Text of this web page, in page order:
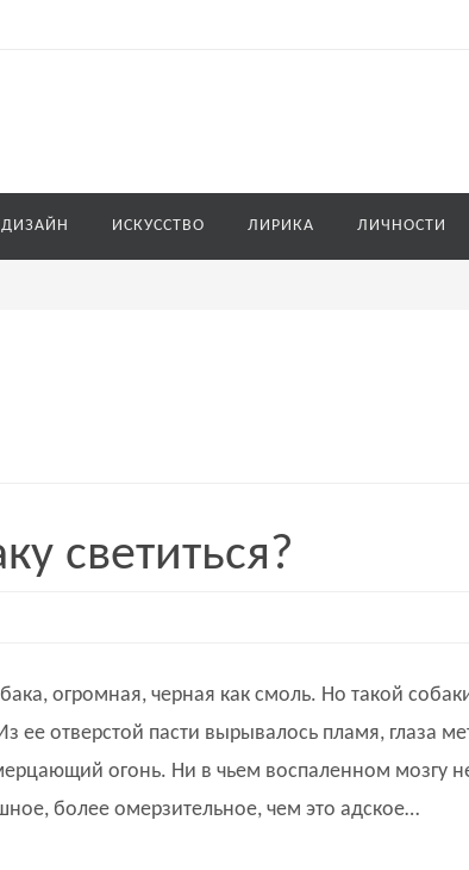
ДИЗАЙН ИСКУССТВО ЛИРИКА ЛИЧНОСТИ
светиться?
огромная, черная как смоль. Но такой
ее отверстой пасти вырывалось пламя, глаза
огонь. Ни в чьем воспаленном мозгу
более омерзительное, чем это адское…